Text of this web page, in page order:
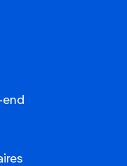
end